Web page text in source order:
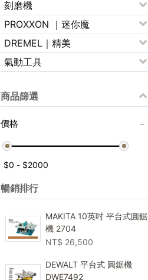
刻磨機
PROXXON ｜迷你魔
DREMEL｜精美
氣動工具
商品篩選
價格
暢銷排行
MAKITA 10英吋 平台式圓鋸
機 2704
NT$ 26,500
DEWALT 平台式 圓鋸機
DWE7492